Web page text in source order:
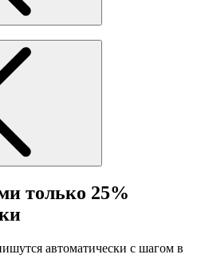
только 25%
автоматически с шагом в